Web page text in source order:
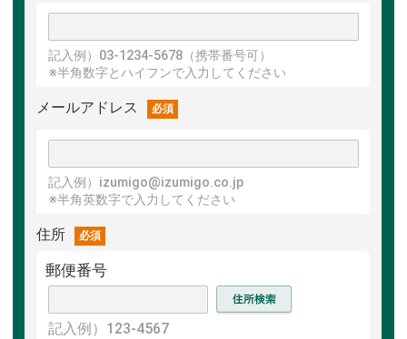
記入例）03-1234-5678（携帯番号可）
※半角数字とハイフンで入力してください
メールアドレス 必須
記入例）izumigo@izumigo.co.jp
※半角英数字で入力してください
住所 必須
郵便番号
記入例）123-4567